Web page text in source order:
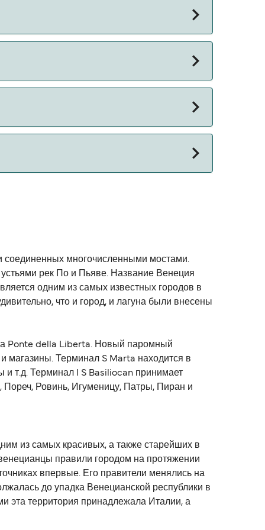
соединенных многочисленными мостами.
устьями рек По и Пьяве. Название Венеция
одним из самых известных городов в
что и город, и лагуна были внесены
Ponte della Liberta. Новый паромный
магазины. Терминал S Marta находится в
и т.д. Терминал I S Basiliocan принимает
Ровинь, Игуменицу, Патры, Пиран и
из самых красивых, а также старейших в
правили городом на протяжении
впервые. Его правители менялись на
до упадка Венецианской республики в
эта территория принадлежала Италии, а